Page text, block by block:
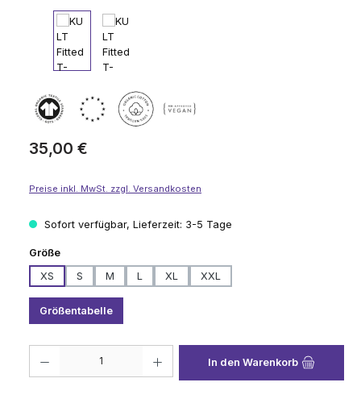
Regulärer Preis:
35,00 €
Preise inkl. MwSt. zzgl. Versandkosten
Sofort verfügbar, Lieferzeit: 3-5 Tage
Größeauswählen
XS
S M L XL XXL
Größentabelle
In den Warenkorb